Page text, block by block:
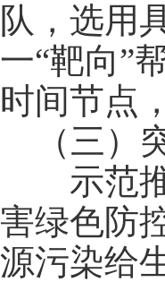
队，选用
一“靶向”
时间节点
（三）
示范推
害绿色防
源污染给